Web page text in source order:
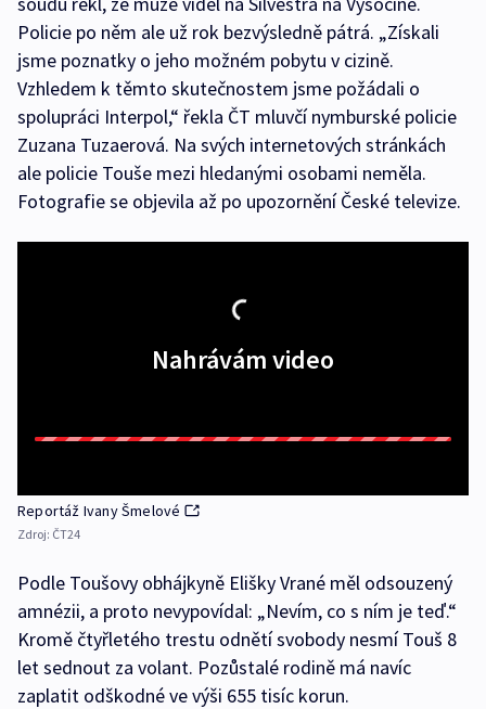
Policie po něm ale už rok bezvýsledně pátrá. „Získali
jsme poznatky o jeho možném pobytu v cizině.
Vzhledem k těmto skutečnostem jsme požádali o
spolupráci Interpol,“ řekla ČT mluvčí nymburské policie
Zuzana Tuzaerová. Na svých internetových stránkách
ale policie Touše mezi hledanými osobami neměla.
Fotografie se objevila až po upozornění České televize.
Nahrávám video
Reportáž Ivany Šmelové
Zdroj: ČT24
Podle Toušovy obhájkyně Elišky Vrané měl odsouzený
amnézii, a proto nevypovídal: „Nevím, co s ním je teď.“
Kromě čtyřletého trestu odnětí svobody nesmí Touš 8
let sednout za volant. Pozůstalé rodině má navíc
zaplatit odškodné ve výši 655 tisíc korun.